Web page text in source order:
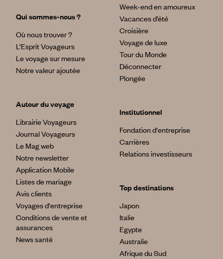
Qui sommes-nous ?
Où nous trouver ?
L’Esprit Voyageurs
Le voyage sur mesure
Notre valeur ajoutée
Autour du voyage
Librairie Voyageurs
Journal Voyageurs
Le Mag web
Notre newsletter
Application Mobile
Listes de mariage
Avis clients
Voyages d'entreprise
Conditions de vente et
assurances
News santé
Week-end en amoureux
Vacances d’été
Croisière
Voyage de luxe
Tour du Monde
Déconnecter
Plongée
Institutionnel
Fondation d'entreprise
Carrières
Relations investisseurs
Top destinations
Japon
Italie
Egypte
Australie
Afrique du Sud